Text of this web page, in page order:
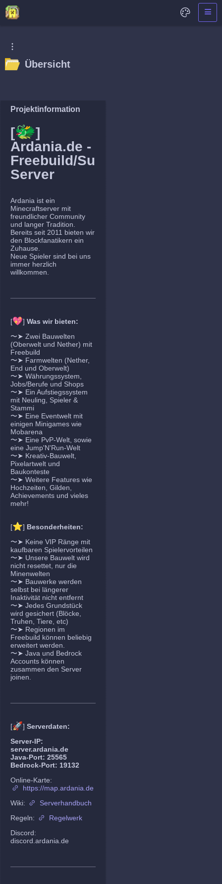
Übersicht
Projektinformation
[🐲]
Ardania.de -
Freebuild/Survival
Server
Ardania ist ein
Minecraftserver mit
freundlicher Community
und langer Tradition.
Bereits seit 2011 bieten wir
den Blockfanatikern ein
Zuhause.
Neue Spieler sind bei uns
immer herzlich
willkommen.
[💖] Was wir bieten:
〜➤ Zwei Bauwelten
(Oberwelt und Nether) mit
Freebuild
〜➤ Farmwelten (Nether,
End und Oberwelt)
〜➤ Währungssystem,
Jobs/Berufe und Shops
〜➤ Ein Aufstiegssystem
mit Neuling, Spieler &
Stammi
〜➤ Eine Eventwelt mit
einigen Minigames wie
Mobarena
〜➤ Eine PvP-Welt, sowie
eine Jump'N'Run-Welt
〜➤ Kreativ-Bauwelt,
Pixelartwelt und
Baukonteste
〜➤ Weitere Features wie
Hochzeiten, Gilden,
Achievements und vieles
mehr!
[⭐] Besonderheiten:
〜➤ Keine VIP Ränge mit
kaufbaren Spielervorteilen
〜➤ Unsere Bauwelt wird
nicht resettet, nur die
Minenwelten
〜➤ Bauwerke werden
selbst bei längerer
Inaktivität nicht entfernt
〜➤ Jedes Grundstück
wird gesichert (Blöcke,
Truhen, Tiere, etc)
〜➤ Regionen im
Freebuild können beliebig
erweitert werden.
〜➤ Java und Bedrock
Accounts können
zusammen den Server
joinen.
[🚀] Serverdaten:
Server-IP:
server.ardania.de
Java-Port: 25565
Bedrock-Port: 19132
Online-Karte:
https://map.ardania.de
Wiki:
Serverhandbuch
Regeln:
Regelwerk
Discord:
discord.ardania.de